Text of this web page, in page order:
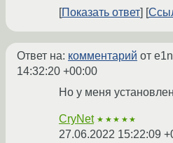
Показать ответ
Ответ на: комментарий от
14:32:20 +00:00
Но у меня
CryNet ★★★★★
27.06.2022 15:22:09